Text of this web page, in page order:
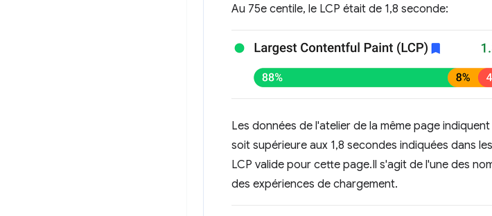
Au 75e centile, le LCP était de 1,8 seconde:
Les données de l'atelier de la même page
soit supérieure aux 1,8 secondes indiquées dans
LCP valide pour cette page.Il s'agit de l'une des
des expériences de chargement.